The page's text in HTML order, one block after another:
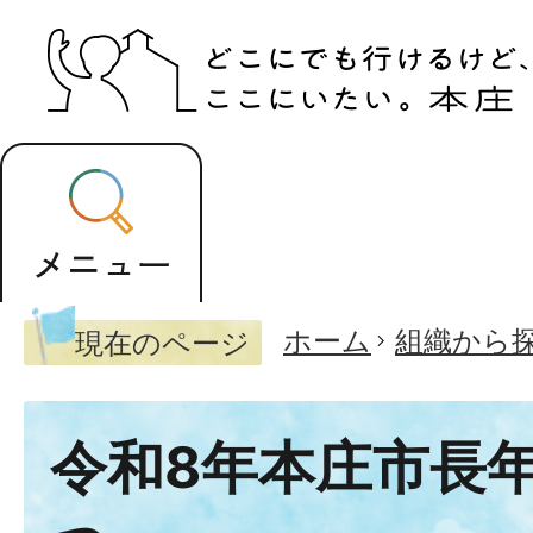
現在のページ ホーム 組織から
令和8年本庄市長